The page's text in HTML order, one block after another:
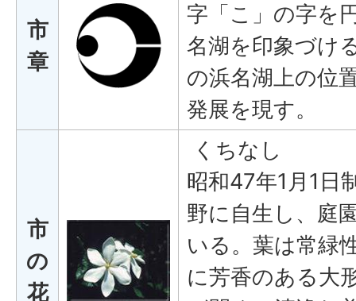
市
章
字「こ」の字を
名湖を印象づけ
の浜名湖上の位
発展を現す。
市
の
花
くちなし
昭和47年1月1日
野に自生し、庭
いる。葉は常緑
に芳香のある大